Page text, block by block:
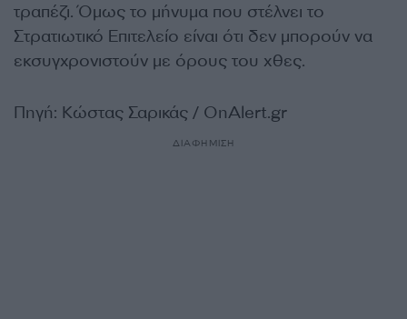
τραπέζι. Όμως το μήνυμα που στέλνει το
Στρατιωτικό Επιτελείο είναι ότι δεν μπορούν να
εκσυγχρονιστούν με όρους του χθες.
Πηγή: Κώστας Σαρικάς / OnAlert.gr
ΔΙΑΦΗΜΙΣΗ